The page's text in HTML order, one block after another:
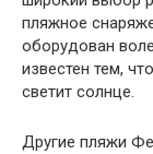
пляжное
оборудован
известен тем,
светит солнце.
Другие пляжи